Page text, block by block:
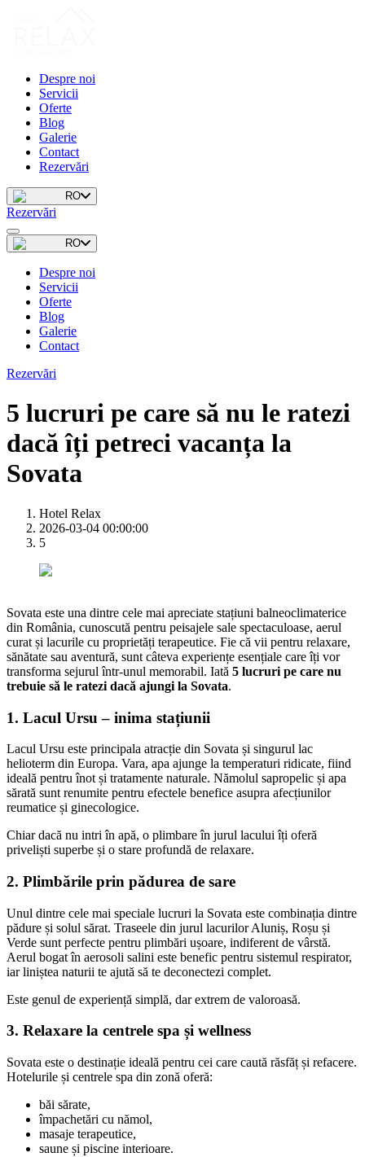
Despre noi
Servicii
Oferte
Blog
Galerie
Contact
Rezervări
RO
Rezervări
RO
Despre noi
Servicii
Oferte
Blog
Galerie
Contact
Rezervări
5 lucruri pe care să nu le ratezi
dacă îți petreci vacanța la
Sovata
Hotel Relax
2026-03-04 00:00:00
5
Sovata este una dintre cele mai apreciate stațiuni balneoclimaterice
din România, cunoscută pentru peisajele sale spectaculoase, aerul
curat și lacurile cu proprietăți terapeutice. Fie că vii pentru relaxare,
sănătate sau aventură, sunt câteva experiențe esențiale care îți vor
transforma sejurul într-unul memorabil. Iată 5 lucruri pe care nu
trebuie să le ratezi dacă ajungi la Sovata.
1. Lacul Ursu – inima stațiunii
Lacul Ursu este principala atracție din Sovata și singurul lac
helioterm din Europa. Vara, apa ajunge la temperaturi ridicate, fiind
ideală pentru înot și tratamente naturale. Nămolul sapropelic și apa
sărată sunt renumite pentru efectele benefice asupra afecțiunilor
reumatice și ginecologice.
Chiar dacă nu intri în apă, o plimbare în jurul lacului îți oferă
priveliști superbe și o stare profundă de relaxare.
2. Plimbările prin pădurea de sare
Unul dintre cele mai speciale lucruri la Sovata este combinația dintre
pădure și solul sărat. Traseele din jurul lacurilor Aluniș, Roșu și
Verde sunt perfecte pentru plimbări ușoare, indiferent de vârstă.
Aerul bogat în aerosoli salini este benefic pentru sistemul respirator,
iar liniștea naturii te ajută să te deconectezi complet.
Este genul de experiență simplă, dar extrem de valoroasă.
3. Relaxare la centrele spa și wellness
Sovata este o destinație ideală pentru cei care caută răsfăț și refacere.
Hotelurile și centrele spa din zonă oferă:
băi sărate,
împachetări cu nămol,
masaje terapeutice,
saune și piscine interioare.